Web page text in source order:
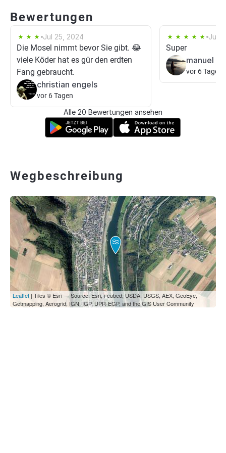
Bewertungen
Jul 25, 2024
Die Mosel nimmt bevor Sie gibt. 😂
viele Köder hat es gür den erdten
Fang gebraucht.
christian engels
vor 6 Tagen
Jun
Super
manuel
vor 6 Tagen
Alle 20 Bewertungen ansehen
Wegbeschreibung
Leaflet | Tiles © Esri — Source: Esri, i-cubed, USDA, USGS, AEX, GeoEye,
Getmapping, Aerogrid, IGN, IGP, UPR-EGP, and the GIS User Community